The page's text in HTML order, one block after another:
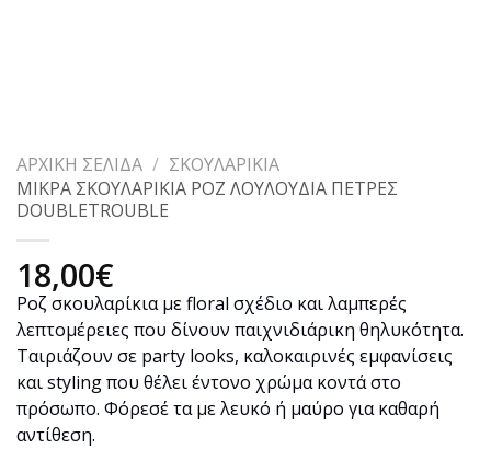
ΑΡΧΙΚΉ ΣΕΛΊΔΑ / ΣΚΟΥΛΑΡΊΚΙΑ
ΜΙΚΡΑ ΣΚΟΥΛΑΡΙΚΙΑ ΡΟΖ ΛΟΥΛΟΥΔΙΑ ΠΕΤΡΕΣ
DOUBLETROUBLE
18,00€
Ροζ σκουλαρίκια με floral σχέδιο και λαμπερές
λεπτομέρειες που δίνουν παιχνιδιάρικη θηλυκότητα.
Ταιριάζουν σε party looks, καλοκαιρινές εμφανίσεις
και styling που θέλει έντονο χρώμα κοντά στο
πρόσωπο. Φόρεσέ τα με λευκό ή μαύρο για καθαρή
αντίθεση.